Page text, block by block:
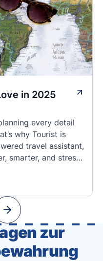
in 2025
every detail
why Tourist is
travel assistant,
smarter, and stress-
App Unique?
Tourist combines
becomes as
zur